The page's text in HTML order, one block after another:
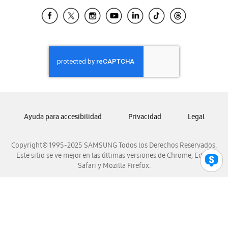
Samsung El Salvador
Samsung Honduras
Samsung Nicaragua
Samsung Panamá
Samsung Venezuela
Copyright© 1995-2025 SAMSUNG Todos los Derechos Reservados.
Este sitio se ve mejor en las últimas versiones de Chrome, Edge,
Safari y Mozilla Firefox.
Ayuda para accesibilidad Privacidad Legal